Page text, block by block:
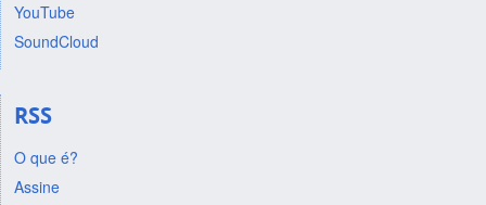
YouTube
SoundCloud
RSS
O que é?
Assine